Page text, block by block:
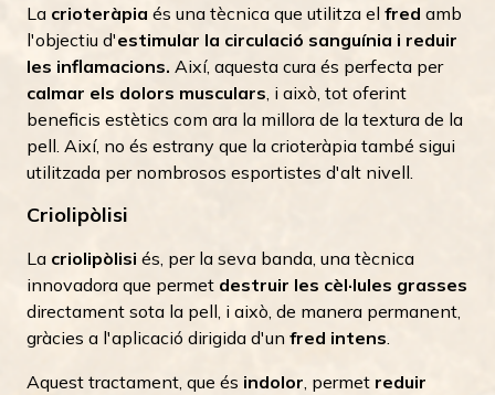
La crioteràpia és una tècnica que utilitza el fred amb
l'objectiu d'estimular la circulació sanguínia i reduir
les inflamacions. Així, aquesta cura és perfecta per
calmar els dolors musculars , i això, tot oferint
beneficis estètics com ara la millora de la textura de la
pell. Així, no és estrany que la crioteràpia també sigui
utilitzada per nombrosos esportistes d'alt nivell.
Criolipòlisi
La criolipòlisi és, per la seva banda, una tècnica
innovadora que permet destruir les cèl·lules grasses
directament sota la pell, i això, de manera permanent,
gràcies a l'aplicació dirigida d'un fred intens
Aquest tractament, que és indolor , permet reduir